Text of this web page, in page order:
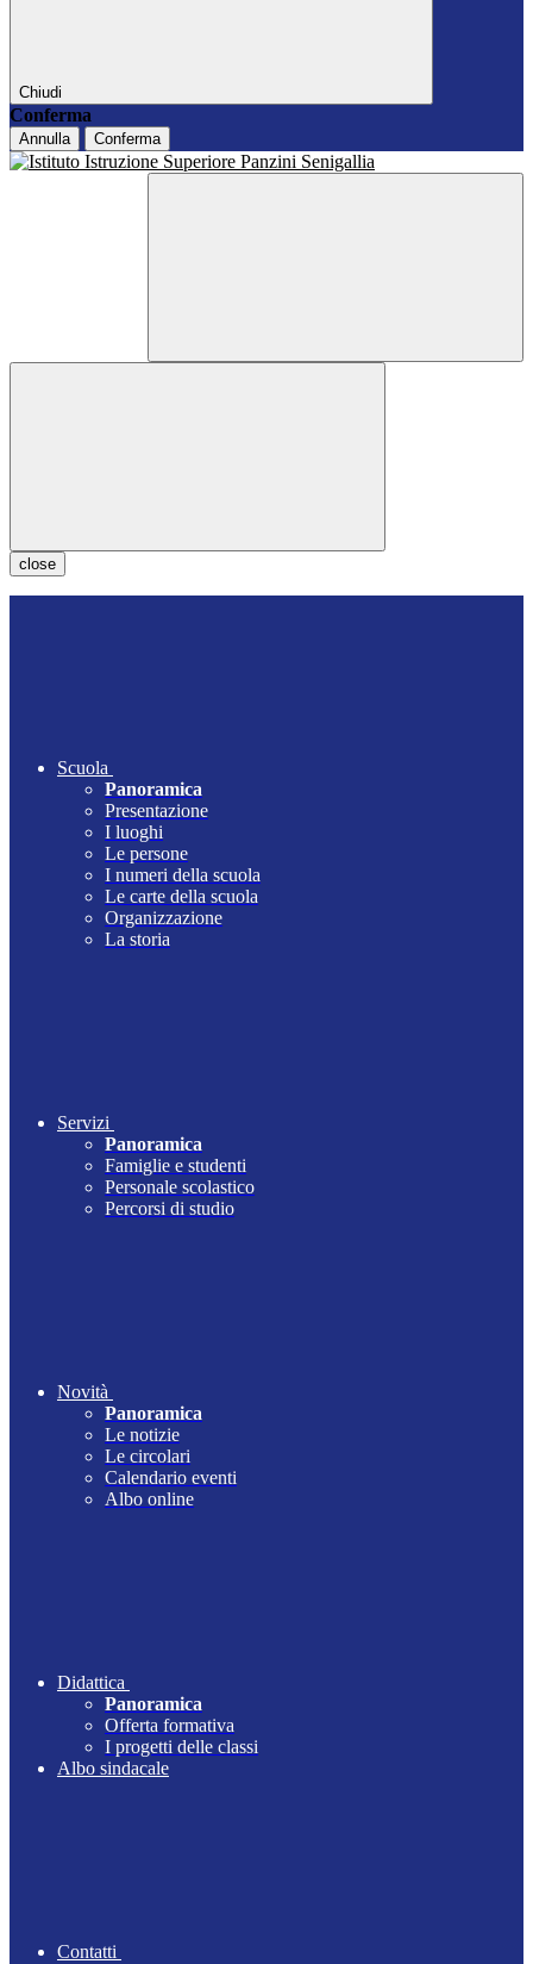
Chiudi
Conferma
Annulla Conferma
close
Scuola
Panoramica
Presentazione
I luoghi
Le persone
I numeri della scuola
Le carte della scuola
Organizzazione
La storia
Servizi
Panoramica
Famiglie e studenti
Personale scolastico
Percorsi di studio
Novità
Panoramica
Le notizie
Le circolari
Calendario eventi
Albo online
Didattica
Panoramica
Offerta formativa
I progetti delle classi
Albo sindacale
Contatti